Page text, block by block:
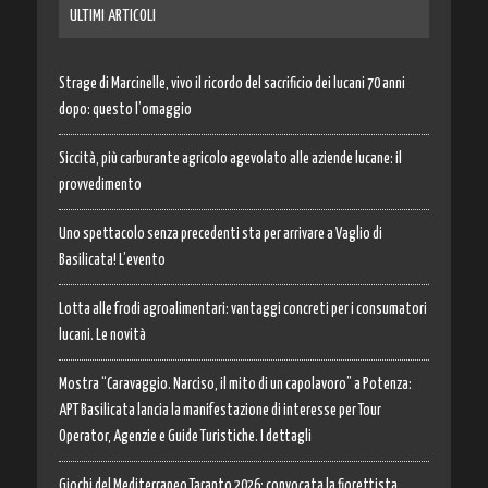
ULTIMI ARTICOLI
Strage di Marcinelle, vivo il ricordo del sacrificio dei lucani 70 anni
dopo: questo l’omaggio
Siccità, più carburante agricolo agevolato alle aziende lucane: il
provvedimento
Uno spettacolo senza precedenti sta per arrivare a Vaglio di
Basilicata! L’evento
Lotta alle frodi agroalimentari: vantaggi concreti per i consumatori
lucani. Le novità
Mostra “Caravaggio. Narciso, il mito di un capolavoro” a Potenza:
APT Basilicata lancia la manifestazione di interesse per Tour
Operator, Agenzie e Guide Turistiche. I dettagli